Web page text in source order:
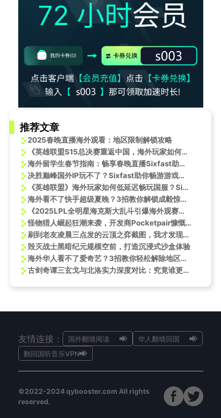
推荐文章
2025春晚直播海外观看：地区限制解锁攻略
《英雄联盟S15总决赛重返中国，海外玩家如何用Sixfast解锁观赛？》
海外留学生春节指南：畅享春晚直播Sixfast助你无忧
决胜巅峰国外IP玩不了？Sixfast助你畅游游戏世界
《英雄联盟》海外玩家如何低延迟畅玩国服？Sixfast一键加速教程
海外看不了快手超级夏晚？3招教你解锁成毅惊喜舞台！
《2025LPL全明星海克斯大乱斗引爆海外观赛潮，在国外看LPL直播卡顿怎么办？Sixfast一键加速实测》
怪物猎人崛起狂潮来袭，开发商Pocketpair慷慨放假一天
刷到老友凌晨三点发的云顶之弈截图，我才发现海外党玩国服游戏有多难
毁灭战士黑暗纪元规模空前，打造沉浸式沙盒体验
海外华人看不了爱奇艺？3招教你轻松解除地区限制，追《喜剧之王单口季2》总决赛！
古剑奇谭三玄戈与北洛实力深度对比：究竟谁更胜一筹？
友情连接： 国外翻墙阅读
华人翻墙回国
翻回国听音乐VPN
©2022-2024 qybooster.com All rights
reserved.